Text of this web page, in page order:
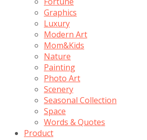
Graphics
Luxury
Modern Art
Mom&Kids
Nature
Painting
Photo Art
Scenery
Seasonal Collection
Space
Words & Quotes
Product